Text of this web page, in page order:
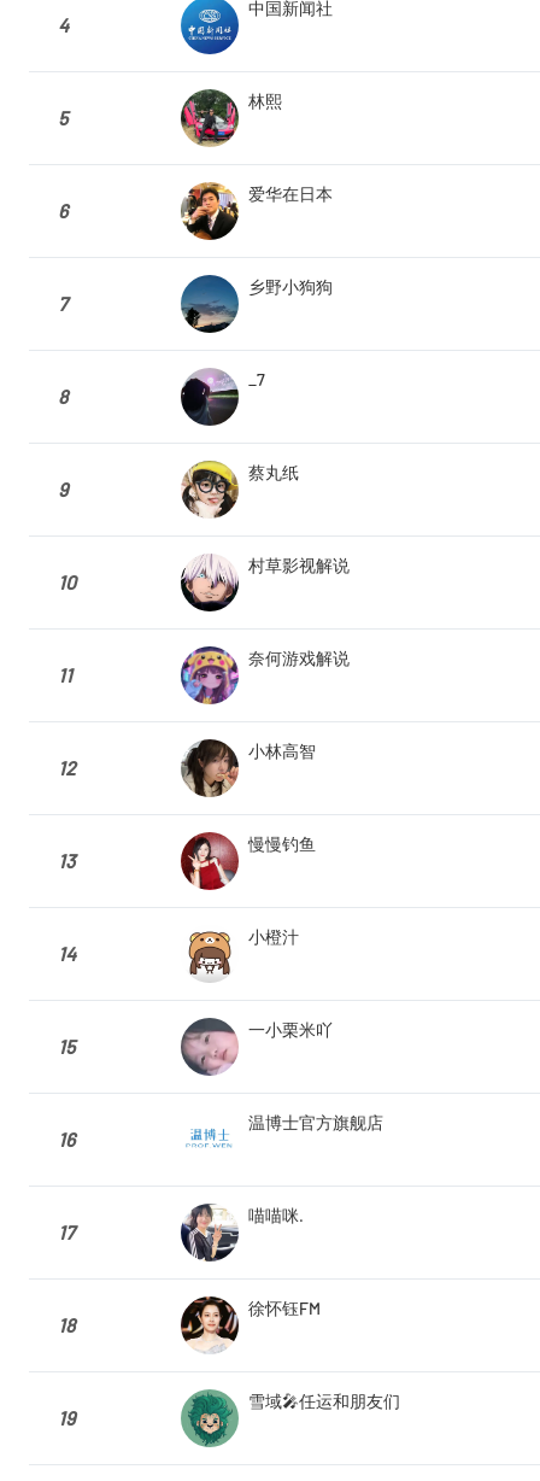
4
中国新闻社
5
林熙
6
爱华在日本
7
乡野小狗狗
8
_7
9
蔡丸纸
10
村草影视解说
11
奈何游戏解说
12
小林高智
13
慢慢钓鱼
14
小橙汁
15
一小栗米吖
16
温博士官方旗舰店
17
喵喵咪.
18
徐怀钰FM
19
雪域🎤任运和朋友们